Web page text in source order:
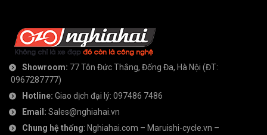
Showroom: 77 Tôn Đức Thắng, Đống Đa, Hà Nội (ĐT:
0967287777)
Hotline: Giao dịch đại lý: 097486 7486
Email: Sales@nghiahai.vn
Chung hệ thống: Nghiahai.com – Maruishi-cycle.vn –